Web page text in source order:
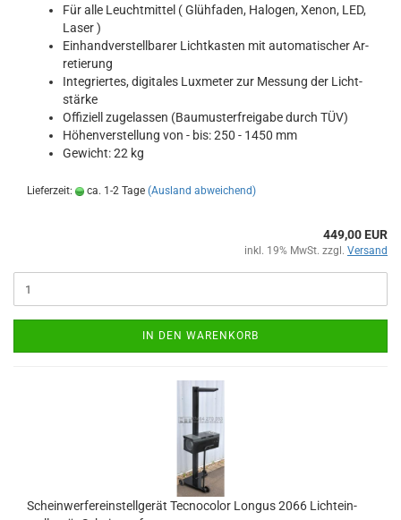
Für alle Leucht­mit­tel ( Glüh­fa­den, Ha­lo­gen, Xenon, LED,
Laser )
Ein­hand­ver­stell­ba­rer Licht­kas­ten mit au­to­ma­ti­scher Ar­
re­tie­rung
In­te­grier­tes, di­gi­ta­les Lux­me­ter zur Mes­sung der Licht­
stär­ke
Of­fi­zi­ell zu­ge­las­sen (Bau­mus­ter­frei­ga­be durch TÜV)
Hö­hen­ver­stel­lung von - bis: 250 - 1450 mm
Ge­wicht: 22 kg
Lieferzeit: ca. 1-2 Tage (Ausland abweichend)
449,00 EUR
inkl. 19% MwSt. zzgl. Versand
IN DEN WARENKORB
Schein­wer­fer­ein­stell­ge­rät Tec­no­co­lor Lon­gus 2066 Licht­ein­